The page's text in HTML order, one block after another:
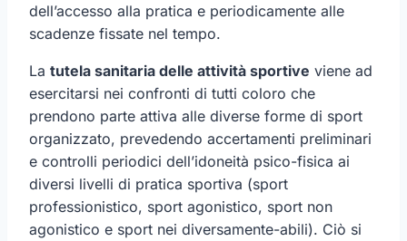
dell’accesso alla pratica e periodicamente alle
scadenze fissate nel tempo.
La tutela sanitaria delle attività sportive viene ad
esercitarsi nei confronti di tutti coloro che
prendono parte attiva alle diverse forme di sport
organizzato, prevedendo accertamenti preliminari
e controlli periodici dell’idoneità psico-fisica ai
diversi livelli di pratica sportiva (sport
professionistico, sport agonistico, sport non
agonistico e sport nei diversamente-abili). Ciò si